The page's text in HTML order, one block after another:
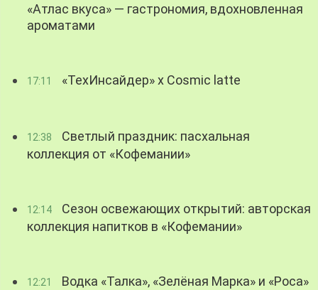
«Атлас вкуса» — гастрономия, вдохновленная
ароматами
17:11 «ТехИнсайдер» х Cosmic latte
12:38
Светлый праздник: пасхальная
коллекция от «Кофемании»
12:14
Сезон освежающих открытий: авторская
коллекция напитков в «Кофемании»
12:21
Водка «Талка», «Зелёная Марка» и «Роса»